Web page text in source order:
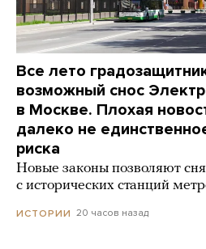
Все лето
возможный снос
в Москве. Плохая
далеко не
риска
Новые законы позволяют
с исторических станций
ИСТОРИИ 20 часов назад